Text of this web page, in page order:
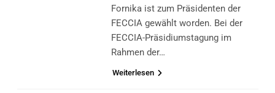
Fornika ist zum Präsidenten der
FECCIA gewählt worden. Bei der
FECCIA-Präsidiumstagung im
Rahmen der…
Weiterlesen